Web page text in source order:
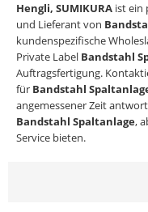
Hengli, SUMIKURA ist ein
und Lieferant von
kundenspezifische
Private Label Bandstahl
Auftragsfertigung.
für Bandstahl
angemessener Zeit
Bandstahl Spaltanlage,
Service bieten.